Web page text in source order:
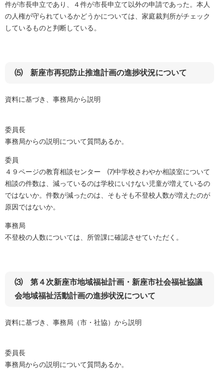
件が市長申立であり、４件が市長申立て以外の申請であった。本人
の人権が守られているかどうかについては、家庭裁判所がチェック
しているものと判断している。
⑸ 新座市再犯防止推進計画の進捗状況について
資料に基づき、事務局から説明
委員長
事務局からの説明について質問あるか。
委員
４９ページの教育相談センター ⑺中学校さわやか相談室について
相談の件数は、減っているのは学校にいけない児童が増えているの
ではないか。件数が減ったのは、そもそも不登校人数が増えたのが
原因ではないか。
事務局
不登校の人数については、所管課に確認させていただく。
⑶ 第４次新座市地域福祉計画・新座市社会福祉協議
会地域福祉活動計画の進捗状況について
資料に基づき、事務局（市・社協）から説明
委員長
事務局からの説明について質問あるか。